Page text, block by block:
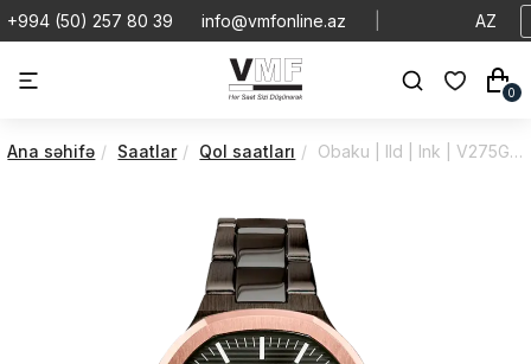
+994 (50) 257 80 39 info@vmfonline.az AZ
0
Ana səhifə Saatlar Qol saatları Obaku | Ild | Ink | V275GMMBSB